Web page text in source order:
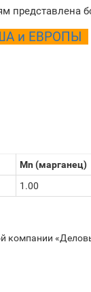
представлена
и ЕВРОПЫ
Mn (марганец)
1.00
компании